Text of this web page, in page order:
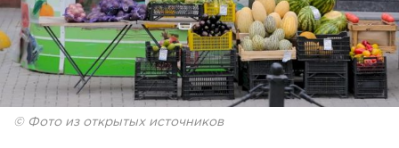
© Фото из открытых источников